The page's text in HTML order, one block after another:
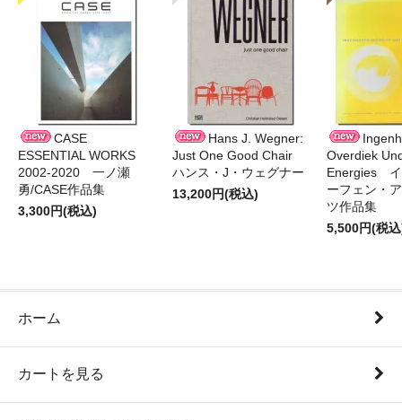
CASE
ESSENTIAL WORKS
2002-2020 一ノ瀬
勇/CASE作品集
3,300円(税込)
Hans J. Wegner:
Just One Good Chair
ハンス・J・ウェグナー
13,200円(税込)
Overdiek
Energies イ
ーフェン・
ツ作品集
5,500円(税
ホーム
カートを見る